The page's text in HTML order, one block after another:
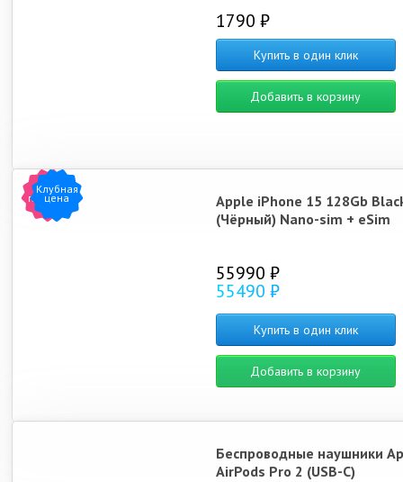
1790 ₽
Купить в один клик
Добавить в корзину
Хит
продаж
Клубная
цена
Apple iPhone 15 128Gb
(Чёрный) Nano-sim + eSim
55990 ₽
55490 ₽
Купить в один клик
Добавить в корзину
Беспроводные наушники
AirPods Pro 2 (USB-C)